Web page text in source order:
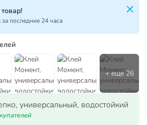
последние 24 часа
универсальный, водостойкий